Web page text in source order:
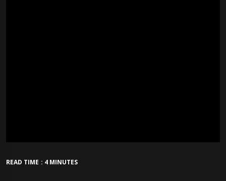
READ TIME : 4 MINUTES